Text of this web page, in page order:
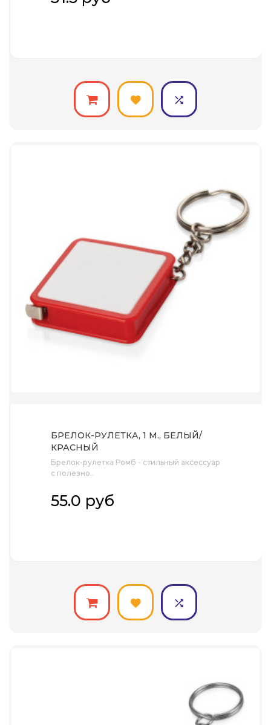
БРЕЛОК-РУЛЕТКА, 1 М., БЕЛЫЙ/
КРАСНЫЙ
Брелок-рулетка Ромб - стильный аксессуар
с полезно..
55.0 руб